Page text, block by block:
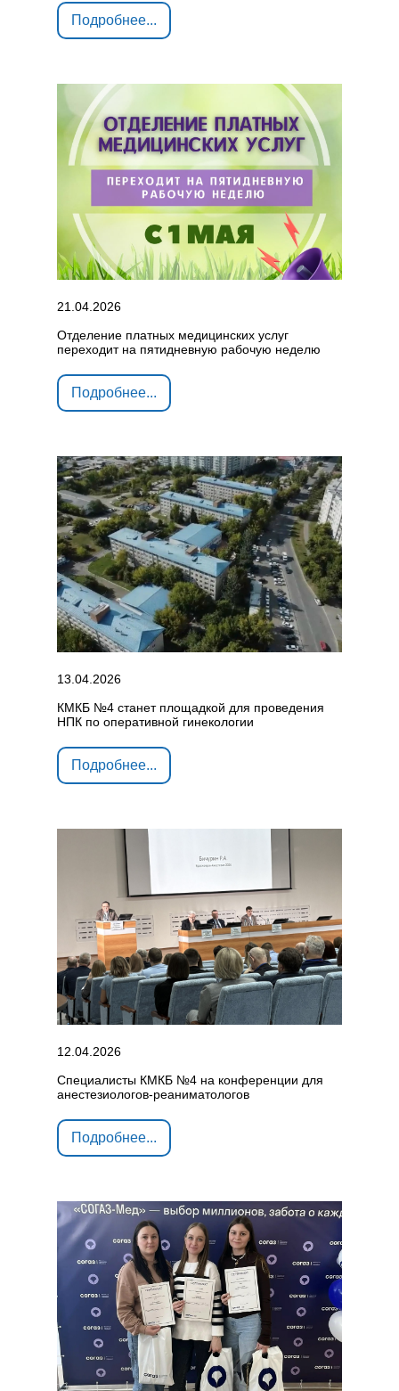
Подробнее...
21.04.2026
Отделение платных медицинских услуг
переходит на пятидневную рабочую неделю
Подробнее...
13.04.2026
КМКБ №4 станет площадкой для проведения
НПК по оперативной гинекологии
Подробнее...
12.04.2026
Специалисты КМКБ №4 на конференции для
анестезиологов-реаниматологов
Подробнее...